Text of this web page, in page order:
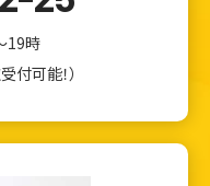
19時
付可能！）